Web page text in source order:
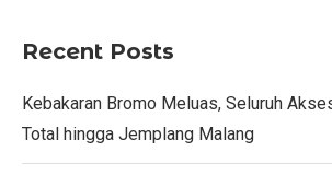
Recent Posts
Kebakaran Bromo Meluas, Seluruh
Total hingga Jemplang Malang